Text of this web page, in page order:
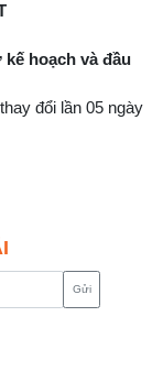
hoạch và đầu
đổi lần 05 ngày
Gửi